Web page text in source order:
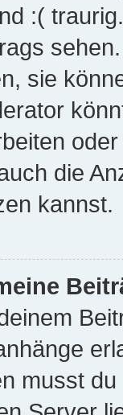
:(
sie
die
kannst.
musst